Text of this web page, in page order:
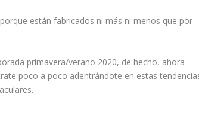
están fabricados ni más ni menos que por
primavera/verano 2020, de hecho, ahora
poco a poco adentrándote en estas